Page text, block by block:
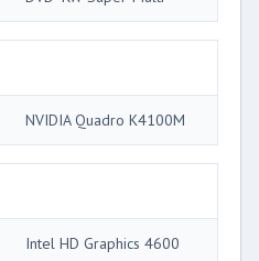
NVIDIA Quadro K4100M
Intel HD Graphics 4600